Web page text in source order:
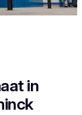
in